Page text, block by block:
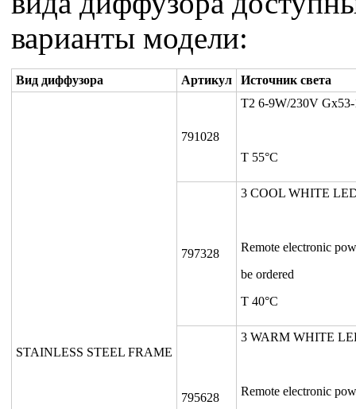
варианты модели:
Вид диффузора Артикул Источник света
STAINLESS STEEL FRAME
791028
T2 6-9W/230V
T 55°C
797328
3 COOL WHITE
Remote electronic
be ordered
T 40°C
795628
3 WARM WHITE
Remote electronic